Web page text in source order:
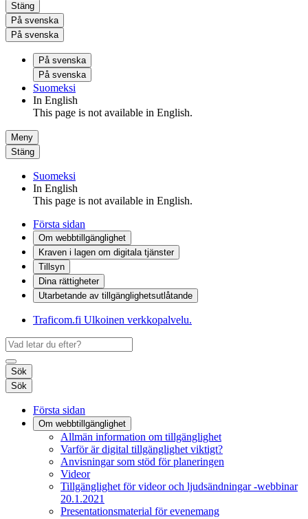
Stäng
På svenska
På svenska
På svenska
På svenska
Suomeksi
In English
This page is not available in English.
Meny
Stäng
Suomeksi
In English
This page is not available in English.
Första sidan
Om webbtillgänglighet
Kraven i lagen om digitala tjänster
Tillsyn
Dina rättigheter
Utarbetande av tillgänglighets­utlåtande
Traficom.fi Ulkoinen verkkopalvelu.
Sök
Sök
Första sidan
Om webbtillgänglighet
Allmän information om tillgänglighet
Varför är digital tillgänglighet viktigt?
Anvisningar som stöd för planeringen
Videor
Tillgänglighet för videor och ljudsändningar -webbinar
20.1.2021
Presentationsmaterial för evenemang